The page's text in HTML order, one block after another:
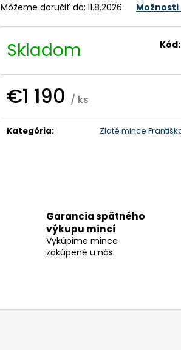
Môžeme doručiť do: 11.8.2026
Skladom Kód:
€1 190 / ks
cena:
Kategória: Zlaté mince
Garancia spätného
výkupu mincí
Vykúpime mince
zakúpené u nás.